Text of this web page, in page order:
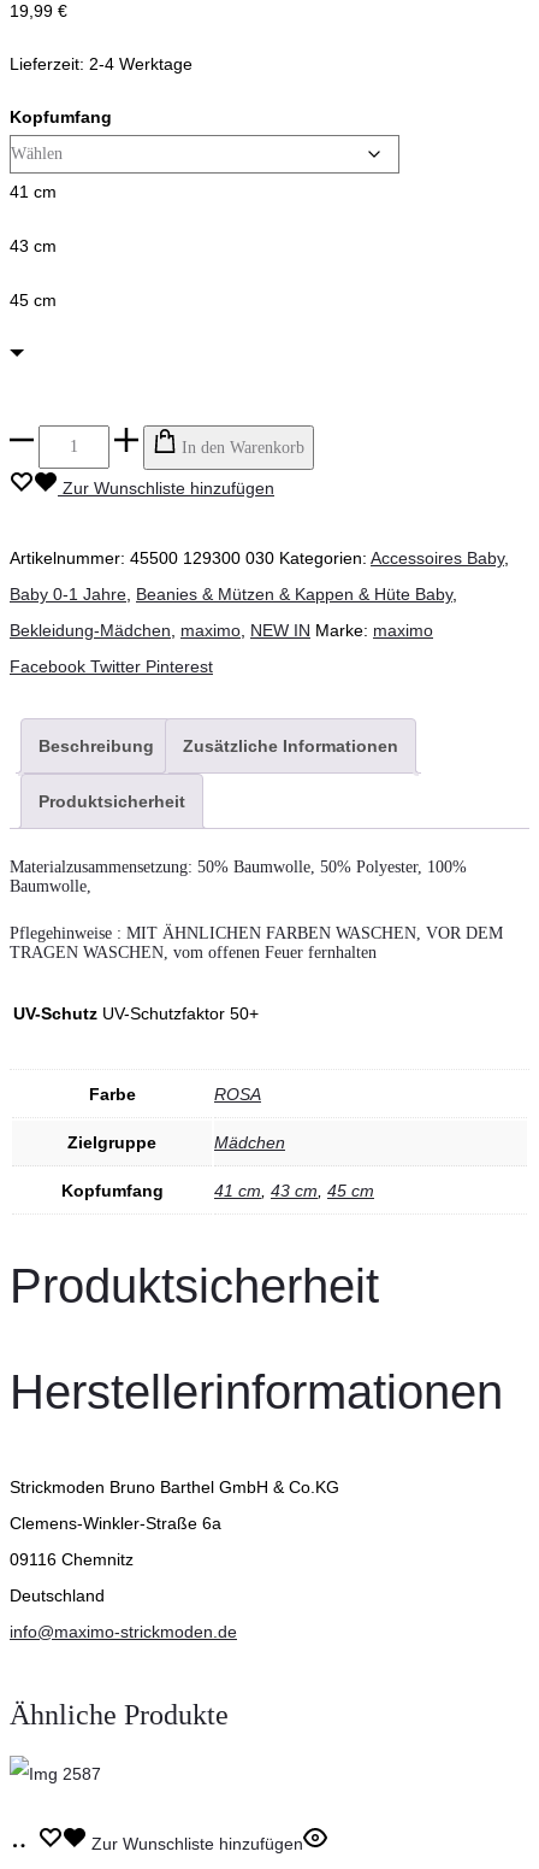
19,99 €
Lieferzeit: 2-4 Werktage
Kopfumfang
41 cm
43 cm
45 cm
maximo
-
gestreift
zartrosa/weiss
Menge
In den Warenkorb
Zur Wunschliste hinzufügen
Artikelnummer: 45500 129300 030 Kategorien: Accessoires Baby,
Baby 0-1 Jahre, Beanies & Mützen & Kappen & Hüte Baby,
Bekleidung-Mädchen, maximo, NEW IN Marke: maximo
Teilen
Facebook Twitter Pinterest
Beschreibung Zusätzliche Informationen
Produktsicherheit
Materialzusammensetzung: 50% Baumwolle, 50% Polyester, 100%
Baumwolle,
Pflegehinweise : MIT ÄHNLICHEN FARBEN WASCHEN, VOR DEM
TRAGEN WASCHEN, vom offenen Feuer fernhalten
UV-Schutz UV-Schutzfaktor 50+
Farbe ROSA
Zielgruppe Mädchen
Kopfumfang 41 cm 43 cm 45 cm
Produktsicherheit
Herstellerinformationen
Strickmoden Bruno Barthel GmbH & Co.KG
Clemens-Winkler-Straße 6a
09116 Chemnitz
Deutschland
info@maximo-strickmoden.de
Ähnliche Produkte
Ausführung
Dieses
Zur Wunschliste hinzufügen